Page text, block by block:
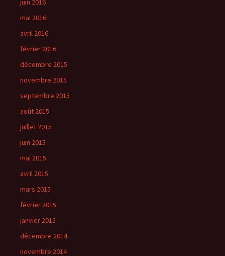
juin 2016
mai 2016
avril 2016
février 2016
décembre 2015
novembre 2015
septembre 2015
août 2015
juillet 2015
juin 2015
mai 2015
avril 2015
mars 2015
février 2015
janvier 2015
décembre 2014
novembre 2014